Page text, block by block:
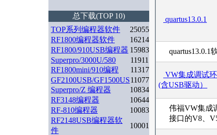
总下载(TOP 10)
TOP系列编程器软件
25055
RF1800编程器软件
16214
RF1800/910USB编程器 15983
Superpro/3000U/580
11911
RF1800mini/910编程
11317
GF2100USB/GF1500US11077
Superpro/Z 编程器
10834
RF3148编程器
10644
RF-810编程器
10083
RF2148USB编程器软
件
10001
quartus13.0.1
VW集成调试
(含USB驱动）
伟福VW集成
接口的V8、